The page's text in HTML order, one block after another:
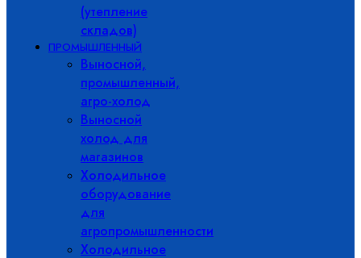
(утепление
складов)
ПРОМЫШЛЕННЫЙ
Выносной,
промышленный,
агро-холод
Выносной
холод для
магазинов
Холодильное
оборудование
для
агропромышленности
Холодильное